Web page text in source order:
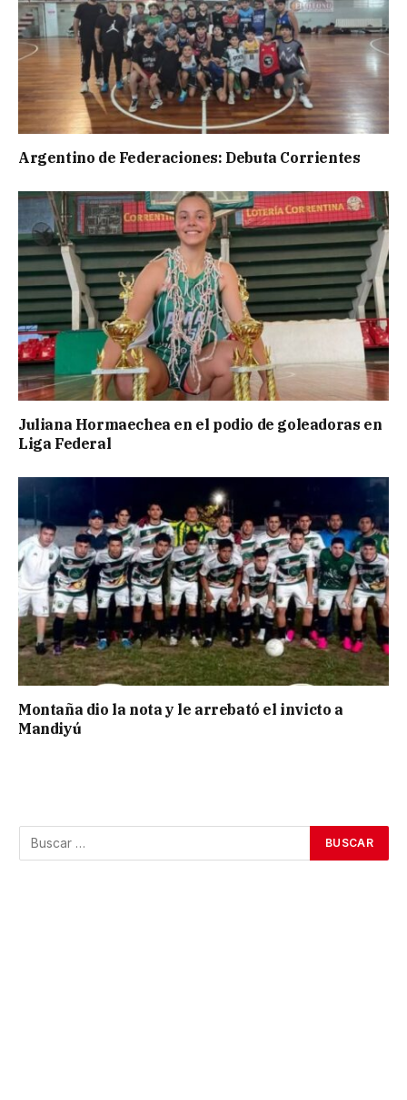
Argentino de Federaciones: Debuta Corrientes
Juliana Hormaechea en el podio de goleadoras en
Liga Federal
Montaña dio la nota y le arrebató el invicto a
Mandiyú